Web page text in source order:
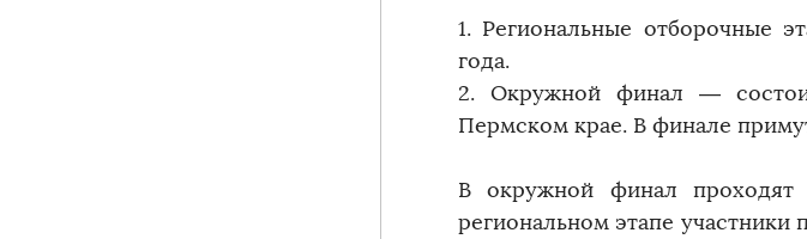
1. Региональные отборочные
года.
2. Окружной финал —
Пермском крае. В финале
В окружной финал
региональном этапе участники